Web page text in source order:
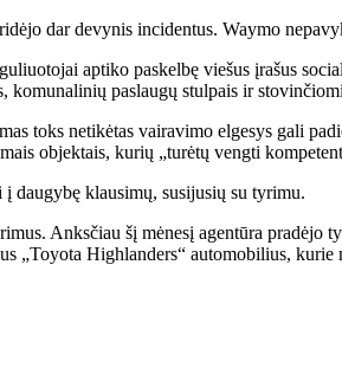
dar devynis incidentus. Waymo
aptiko paskelbę viešus įrašus
komunalinių paslaugų stulpais ir
toks netikėtas vairavimo elgesys gali
objektais, kurių „turėtų vengti
daugybę klausimų, susijusių su tyrimu.
Anksčiau šį mėnesį agentūra
„Toyota Highlanders“ automobilius,